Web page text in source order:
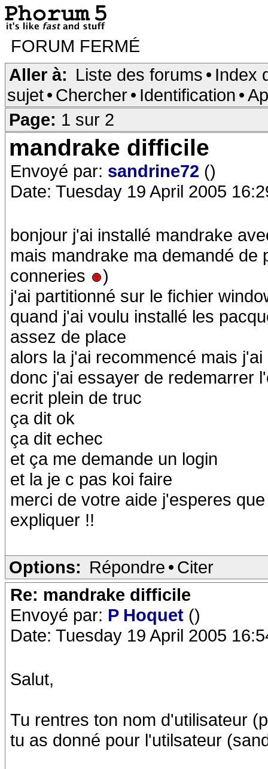
FORUM FERMÉ
Aller à: Liste des forums • Index
sujet• Chercher• Identification •
Page: 1 sur 2
mandrake difficile
Envoyé par: sandrine72 ()
Date: Tuesday 19 April 2005
bonjour j'ai installé mandrake
mais mandrake ma demandé de
conneries
)
j'ai partitionné sur le fichier
quand j'ai voulu installé les
assez de place
alors la j'ai recommencé mais
donc j'ai essayer de redemarrer
ecrit plein de truc
ça dit ok
ça dit echec
et ça me demande un login
et la je c pas koi faire
merci de votre aide j'esperes
expliquer !!
Options: Répondre • Citer
Re: mandrake difficile
Envoyé par: P Hoquet ()
Date: Tuesday 19 April 2005
Salut,
Tu rentres ton nom d'utilisateur
tu as donné pour l'utilsateur